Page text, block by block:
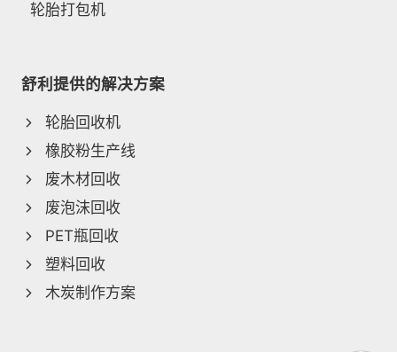
轮胎打包机
舒利提供的解决方案
轮胎回收机
橡胶粉生产线
废木材回收
废泡沫回收
PET瓶回收
塑料回收
木炭制作方案